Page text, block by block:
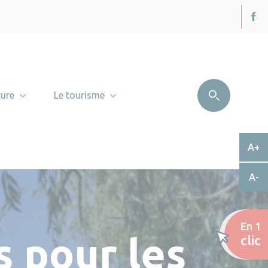
Le tourisme
pour les
A+
A-
En 1
clic